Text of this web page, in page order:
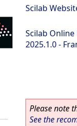
Scilab
Scilab Online
2025.1.0 -
Please note
See the